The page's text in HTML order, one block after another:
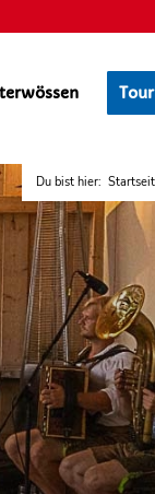
Du bist hier: